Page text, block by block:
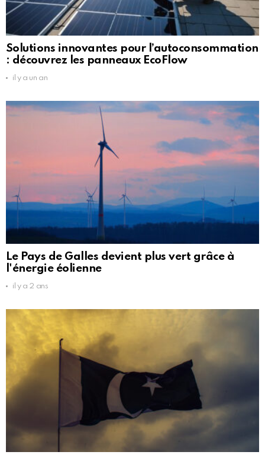
Solutions innovantes pour l’autoconsommation
: découvrez les panneaux EcoFlow
il y a un an
Le Pays de Galles devient plus vert grâce à
l'énergie éolienne
il y a 2 ans